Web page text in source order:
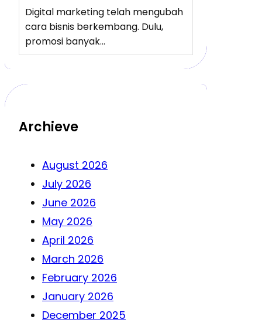
Digital marketing telah mengubah
cara bisnis berkembang. Dulu,
promosi banyak…
Archieve
August 2026
July 2026
June 2026
May 2026
April 2026
March 2026
February 2026
January 2026
December 2025